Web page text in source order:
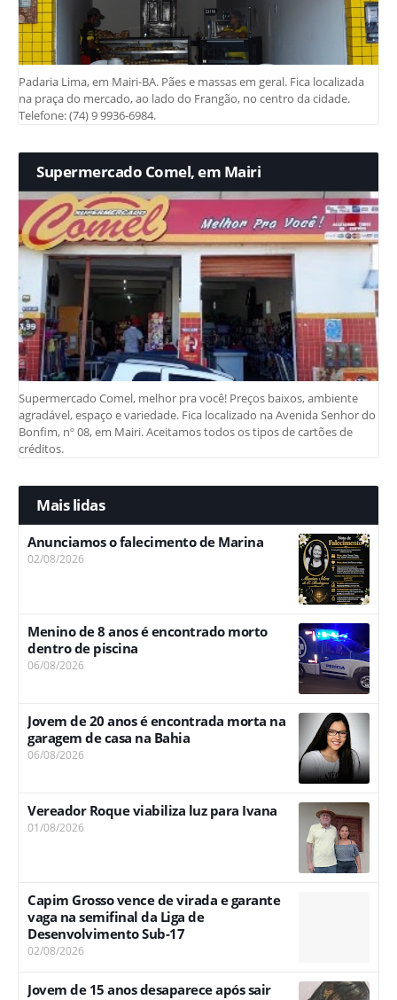
Padaria Lima, em Mairi-BA. Pães e massas em geral. Fica localizada
na praça do mercado, ao lado do Frangão, no centro da cidade.
Telefone: (74) 9 9936-6984.
Supermercado Comel, em Mairi
Supermercado Comel, melhor pra você! Preços baixos, ambiente
agradável, espaço e variedade. Fica localizado na Avenida Senhor do
Bonfim, nº 08, em Mairi. Aceitamos todos os tipos de cartões de
créditos.
Mais lidas
Anunciamos o falecimento de Marina
02/08/2026
Menino de 8 anos é encontrado morto
dentro de piscina
06/08/2026
Jovem de 20 anos é encontrada morta na
garagem de casa na Bahia
06/08/2026
Vereador Roque viabiliza luz para Ivana
01/08/2026
Capim Grosso vence de virada e garante
vaga na semifinal da Liga de
Desenvolvimento Sub-17
02/08/2026
Jovem de 15 anos desaparece após sair